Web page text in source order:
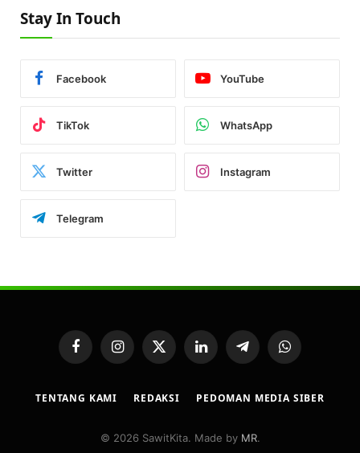
Stay In Touch
Facebook YouTube
TikTok WhatsApp
Twitter Instagram
Telegram
FacebookInstagram
X
LinkedInTelegramWhatsApp
TENTANG KAMI REDAKSI PEDOMAN MEDIA SIBER
© 2026 SawitKita. Made by MR.